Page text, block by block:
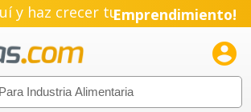
y haz crecer tuEmprendimiento!
